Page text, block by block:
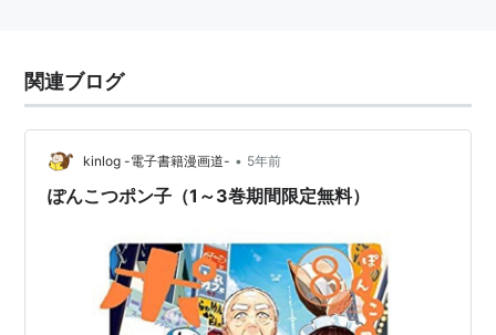
関連ブログ
kinlog -電子書籍漫画道- • 5年前
ぽんこつポン子（1～3巻期間限定無料）